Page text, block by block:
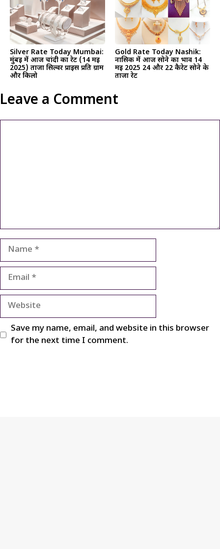
Silver Rate Today Mumbai:
मुंबई में आज चांदी का रेट (14 मई
2025) ताजा सिल्वर प्राइस प्रति ग्राम
और किलो
Gold Rate Today Nashik:
नासिक में आज सोने का भाव 14
मई 2025 24 और 22 कैरेट सोने के
ताजा रेट
Leave a Comment
Name
Email
Website
Save my name, email, and website in this browser
for the next time I comment.